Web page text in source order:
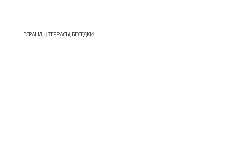
ВЕРАНДЫ, ТЕРРАСЫ, БЕСЕДКИ